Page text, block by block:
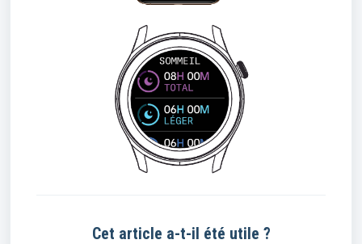
Cet article a-t-il été utile ?